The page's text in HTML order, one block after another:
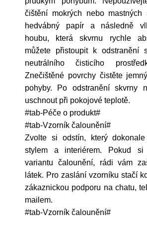
čištění mokrých nebo mastných
hedvábný papír a následně
houbu, která skvrnu rychle
můžete přistoupit k odstranění
neutrálního čisticího
Znečištěné povrchy čistěte
pohyby. Po odstranění skvrny
uschnout při pokojové teplotě.
#tab-Péče o produkt#
#tab-Vzorník čalounění#
Zvolte si odstín, který
stylem a interiérem. Pokud si
variantu čalounění, rádi vám
látek. Pro zaslání vzorníku stačí
zákaznickou podporu na chatu,
mailem.
#tab-Vzorník čalounění#